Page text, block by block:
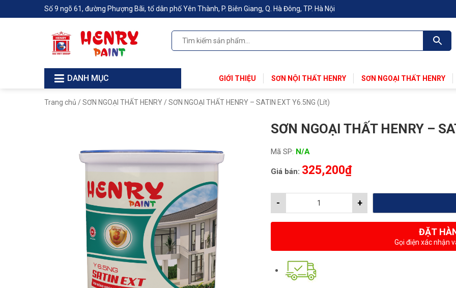
Số 9 ngõ 61, đường Phượng Bãi, tổ dân phố Yên Thành, P. Biên Giang, Q. Hà Đông, TP. Hà Nội
DANH MỤC GIỚI THIỆU SƠN NỘI THẤT HENRY SƠN NGOẠI THẤT HENRY
Trang chủ /SƠN NGOẠI THẤT HENRY / SƠN NGOẠI THẤT HENRY – SATIN EXT Y6.5NG (Lít)
SƠN NGOẠI THẤT HENRY –
Mã SP: N/A
Giá bán: 325,200₫
+
-
ĐẶT
Gọi điện xác nhận